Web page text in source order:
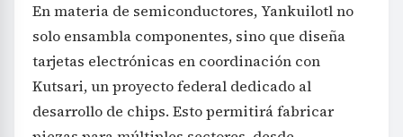
En materia de semiconductores, Yankuilotl no
solo ensambla componentes, sino que diseña
tarjetas electrónicas en coordinación con
Kutsari, un proyecto federal dedicado al
desarrollo de chips. Esto permitirá fabricar